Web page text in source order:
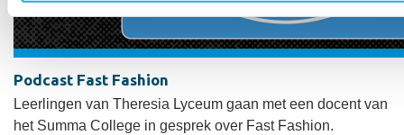
andere informatie die u aan ze heeft verstrekt of die ze
basis van uw gebruik van hun services.
Podcast Fast Fashion
Leerlingen van Theresia Lyceum gaan met een docent van
het Summa College in gesprek over Fast Fashion.